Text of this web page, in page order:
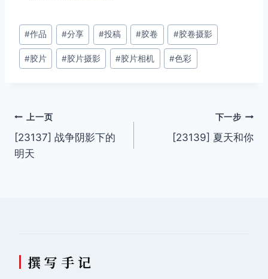
文
章
标
#作品 #分享 #投稿 #胶卷 #胶卷摄影
#胶片 #胶片摄影 #胶片相机 #色彩
文
章
上一页
[23137] 战争阴影下的
明天
下一步
[23139] 夏天和你
撰 写 手 记